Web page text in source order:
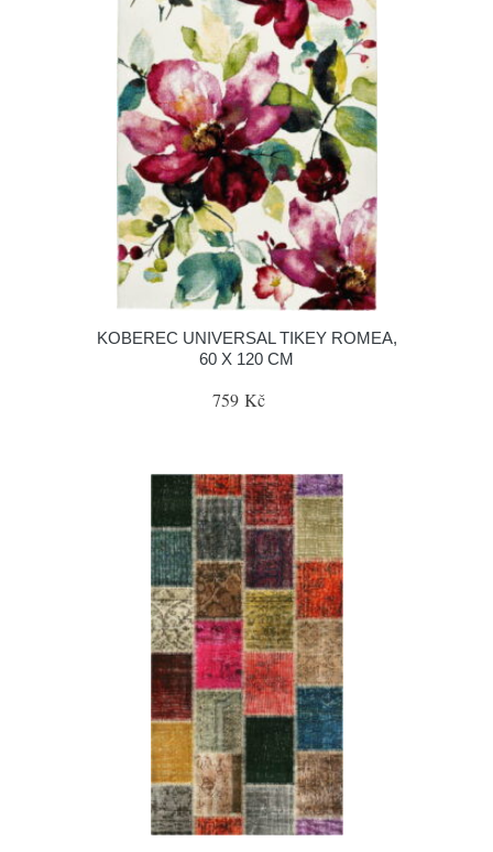
KOBEREC UNIVERSAL TIKEY ROMEA,
60 X 120 CM
759 Kč